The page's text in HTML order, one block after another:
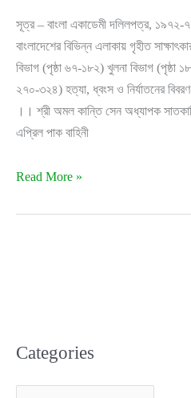
সূত্র – বাংলা একাডেমী দলিলপত্র, ১৯৭২-
বাংলাদেশের বিভিন্ন এলাকায় গৃহীত
বিভাগ (পৃষ্ঠা ৬৭-১৮২) খুলনা বিভাগ (পৃষ্ঠা
২৭০-৩২৪) হত্যা, ধ্বংস ও নির্যাতনের
।। শ্রী অমল কান্তি সেন অধ্যাপক
এপ্রিল পাক বাহিনী
চট্টগ্রাম
গণহত্যা
Read More »
Categories